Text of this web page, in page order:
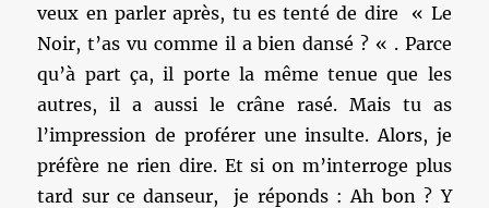
veux en parler après, tu es tenté de dire « Le
Noir, t’as vu comme il a bien dansé ? « . Parce
qu’à part ça, il porte la même tenue que les
autres, il a aussi le crâne rasé. Mais tu as
l’impression de proférer une insulte. Alors, je
préfère ne rien dire. Et si on m’interroge plus
tard sur ce danseur, je réponds : Ah bon ? Y